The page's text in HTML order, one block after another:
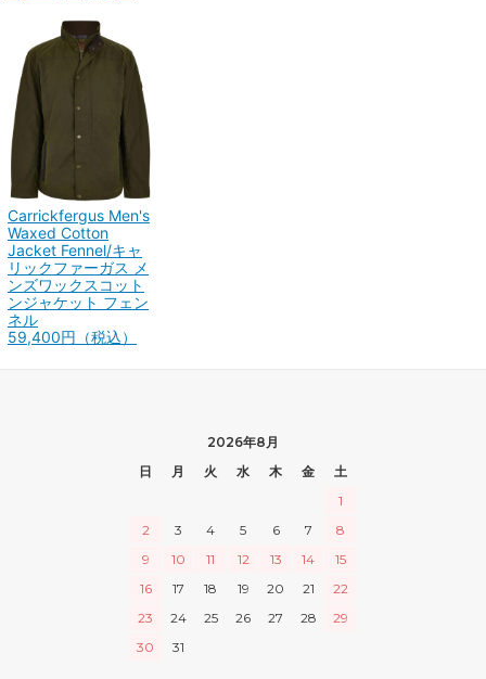
Carrickfergus Men's
Waxed Cotton
Jacket Fennel/キャ
リックファーガス メ
ンズワックスコット
ンジャケット フェン
ネル
59,400円（税込）
2026年8月
日
月 火 水 木 金
土
1
2
3 4 5 6 7
8
9
10 11 12 13 14
15
16
17 18 19 20 21
22
23
24 25 26 27 28
29
30
31